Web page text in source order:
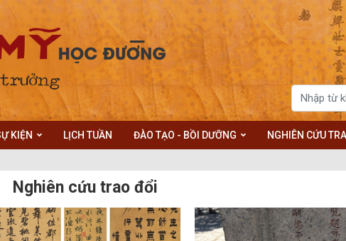
KIỆN LỊCH TUẦN ĐÀO TẠO - BỒI DƯỠNG NGHIÊN CỨU
Nghiên cứu trao đổi